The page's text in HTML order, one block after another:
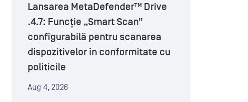
Lansarea MetaDefender™ Drive
.4.7: Funcție „Smart Scan”
configurabilă pentru scanarea
dispozitivelor în conformitate cu
politicile
Aug 4, 2026